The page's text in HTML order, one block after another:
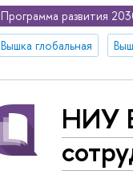
Программа развития
Вышка глобальная
НИУ